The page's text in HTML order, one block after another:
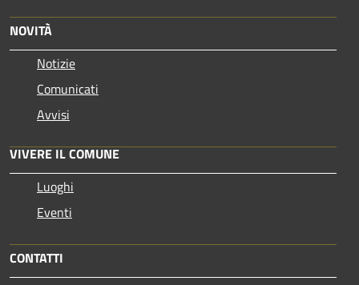
NOVITÀ
Notizie
Comunicati
Avvisi
VIVERE IL COMUNE
Luoghi
Eventi
CONTATTI